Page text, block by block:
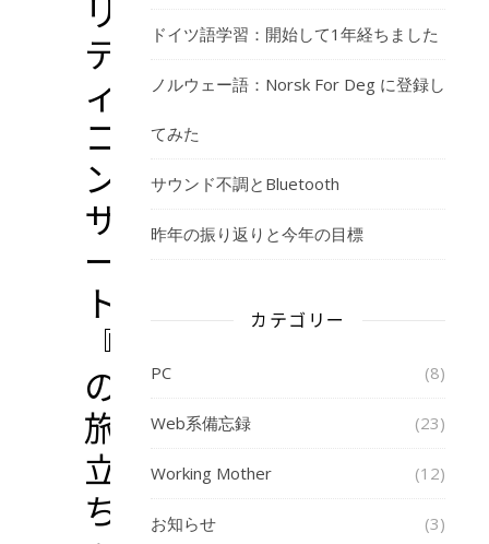
リ
テ
ィ
コ
ン
サ
ー
ト
『愛
の
旅
立
ち』
ドイツ語学習：開始して1年経ちました
ノルウェー語：Norsk For Deg に登録し
てみた
サウンド不調とBluetooth
昨年の振り返りと今年の目標
カテゴリー
PC (8)
Web系備忘録 (23)
Working Mother (12)
お知らせ (3)